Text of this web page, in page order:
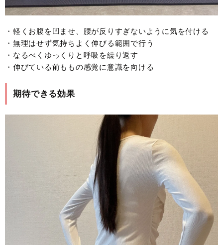
・軽くお腹を凹ませ、腰が反りすぎないように気を付ける
・無理はせず気持ちよく伸びる範囲で行う
・なるべくゆっくりと呼吸を繰り返す
・伸びている前ももの感覚に意識を向ける
期待できる効果